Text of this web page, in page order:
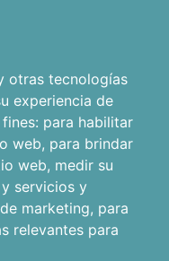
otras tecnologías
experiencia de
para habilitar
web, para brindar
web, medir su
servicios y
marketing, para
relevantes para